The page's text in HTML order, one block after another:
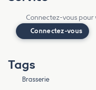
Connectez-vous pour
Connectez-vous
Tags
Brasserie